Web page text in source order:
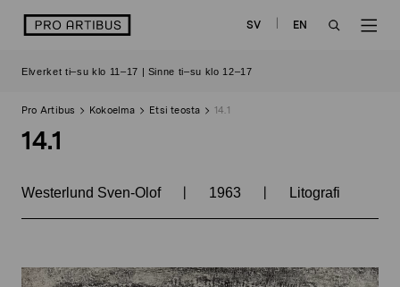
sisältöön
logo SV
EN
Elverket ti–su klo 11–17 | Sinne ti–su klo 12–17
Pro Artibus Kokoelma Etsi teosta 14.1
14.1
Westerlund Sven-Olof | 1963 | Litografi